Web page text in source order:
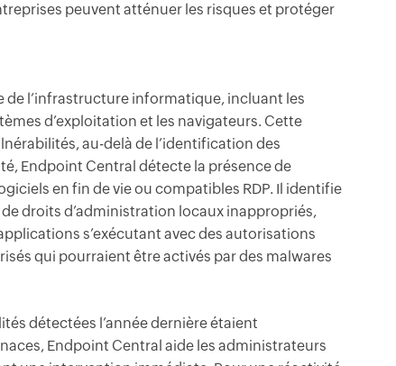
peuvent atténuer les risques et protéger
de l’infrastructure informatique, incluant les
d’exploitation et les navigateurs. Cette
au-delà de l’identification des
Endpoint Central détecte la présence de
en fin de vie ou compatibles RDP. Il identifie
droits d’administration locaux inappropriés,
s’exécutant avec des autorisations
qui pourraient être activés par des malwares
détectées l’année dernière étaient
Endpoint Central aide les administrateurs